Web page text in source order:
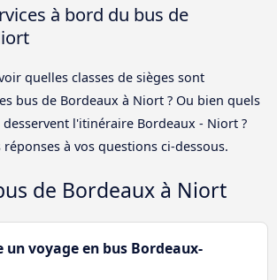
à bord du bus de
quelles classes de sièges sont
bus de Bordeaux à Niort ? Ou bien quels
l'itinéraire Bordeaux - Niort ?
à vos questions ci-dessous.
de Bordeaux à Niort
un voyage en bus Bordeaux-